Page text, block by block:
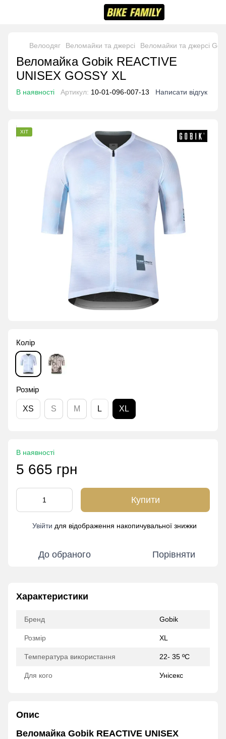
Велоодяг Веломайки та джерсі Веломайки та джерсі
Веломайка Gobik REACTIVE
UNISEX GOSSY XL
В наявності Артикул: 10-01-096-007-13 Написати відгук
ХІТ
Колір
Розмір
XS S M L XL
В наявності
5 665 грн
Купити
Увійти для відображення накопичувальної знижки
До обраного Порівняти
Характеристики
Бренд Gobik
Розмір XL
Температура використання 22- 35 ºC
Для кого Унісекс
Опис
Веломайка Gobik REACTIVE UNISEX